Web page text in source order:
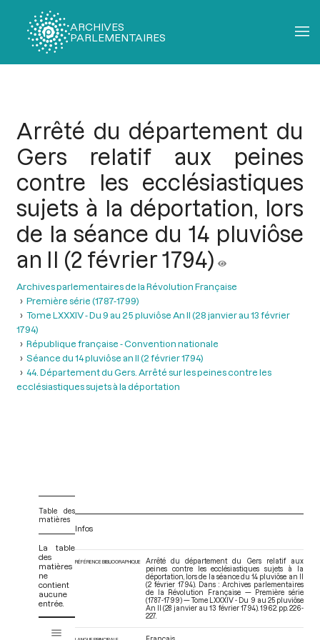
ARCHIVES
PARLEMENTAIRES
Arrêté du département du
Gers relatif aux peines
contre les ecclésiastiques
sujets à la déportation, lors
de la séance du 14 pluviôse
an II (2 février 1794)
Archives parlementaires de la Révolution Française
Première série (1787-1799)
Tome LXXXIV - Du 9 au 25 pluviôse An II (28 janvier au 13 février
1794)
République française - Convention nationale
Séance du 14 pluviôse an II (2 février 1794)
44. Département du Gers. Arrêté sur les peines contre les
ecclésiastiques sujets à la déportation
Table des
matières
La table
des
matières
ne
contient
aucune
entrée.
Infos
RÉFÉRENCE BIBLIOGRAPHIQUE
Arrêté du département du Gers relatif aux
peines contre les ecclésiastiques sujets à la
déportation, lors de la séance du 14 pluviôse an II
(2 février 1794). Dans : Archives parlementaires
de la Révolution Française — Première série
(1787-1799) — Tome LXXXIV - Du 9 au 25 pluviôse
An II (28 janvier au 13 février 1794). 1962. pp. 226-
227.